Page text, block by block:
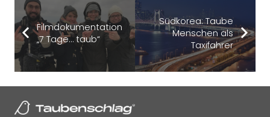
Filmdokumentation
„7 Tage… taub“
Südkorea: Taube
Menschen als
Taxifahrer